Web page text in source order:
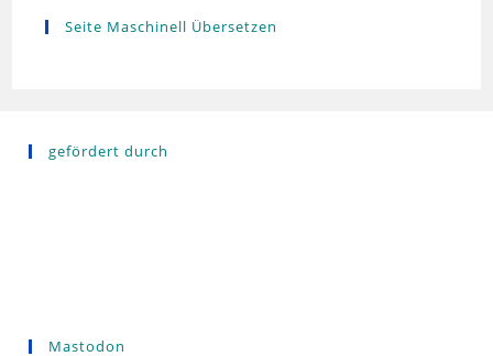
Seite Maschinell Übersetzen
gefördert durch
Mastodon